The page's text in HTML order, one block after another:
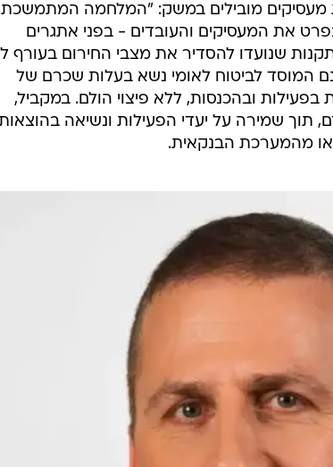
מעסיקים מובילים במשק: "המלחמה המתמשכת
את המעסיקים והעובדים - בפני אתגרים
שנועדו להסדיר את מצבי החירום בעורף
המוסד לביטוח לאומי נשא בעלות שכרם של
בפעילות ובהכנסות, ללא פיצוי הולם. במקביל,
תוך שמירה על יעדי הפעילות ונשיאה
מהמערכת הבנקאית.